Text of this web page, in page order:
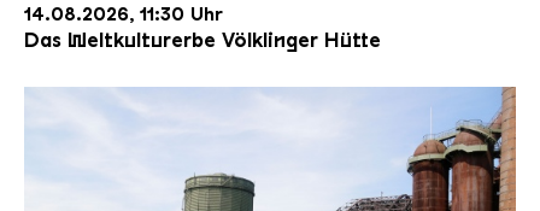
14.08.2026, 11:30 Uhr
Das Weltkulturerbe Völklinger Hütte